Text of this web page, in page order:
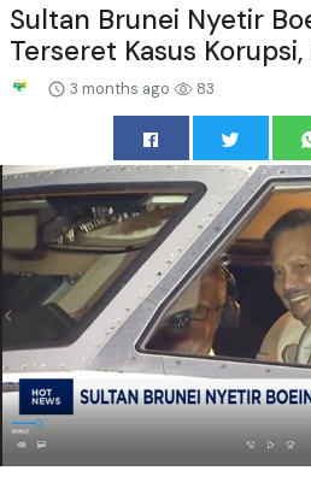
Sultan Brunei Nyetir
Terseret Kasus
3 months ago 83